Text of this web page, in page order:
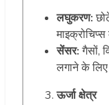
लघुकरण:
सेंसर:गैसों,
लगाने के
ऊर्जा क्षेत्र